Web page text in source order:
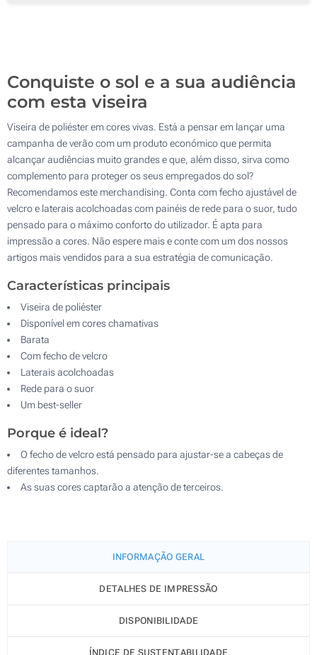
Conquiste o sol e a sua audiência
com esta viseira
Viseira de poliéster em cores vivas. Está a pensar em lançar uma
campanha de verão com um produto económico que permita
alcançar audiências muito grandes e que, além disso, sirva como
complemento para proteger os seus empregados do sol?
Recomendamos este merchandising. Conta com fecho ajustável de
velcro e laterais acolchoadas com painéis de rede para o suor, tudo
pensado para o máximo conforto do utilizador. É apta para
impressão a cores. Não espere mais e conte com um dos nossos
artigos mais vendidos para a sua estratégia de comunicação.
Características principais
Viseira de poliéster
Disponível em cores chamativas
Barata
Com fecho de velcro
Laterais acolchoadas
Rede para o suor
Um best-seller
Porque é ideal?
O fecho de velcro está pensado para ajustar-se a cabeças de
diferentes tamanhos.
As suas cores captarão a atenção de terceiros.
INFORMAÇÃO GERAL
DETALHES DE IMPRESSÃO
DISPONIBILIDADE
ÍNDICE DE SUSTENTABILIDADE